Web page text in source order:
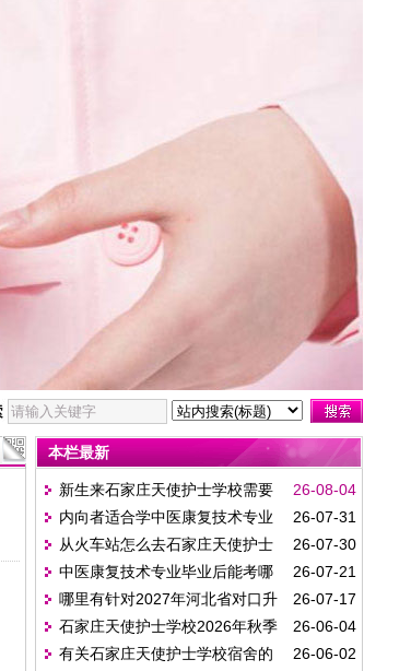
本栏最新
26-08-04
新生来石家庄天使护士学校需要
带被褥吗?
26-07-31
内向者适合学中医康复技术专业
吗？
26-07-30
从火车站怎么去石家庄天使护士
学校?
26-07-21
中医康复技术专业毕业后能考哪
些证书呢？
26-07-17
哪里有针对2027年河北省对口升
学医学类考试的培训班？
26-06-04
石家庄天使护士学校2026年秋季
招生问答
26-06-02
有关石家庄天使护士学校宿舍的